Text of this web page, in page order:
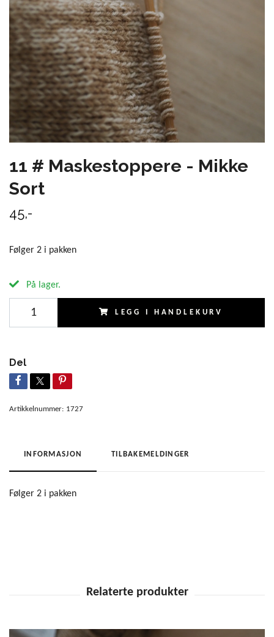
11 # Maskestoppere - Mikke
Sort
45,-
Følger 2 i pakken
På lager.
LEGG I HANDLEKURV
Del
Artikkelnummer: 1727
INFORMASJON TILBAKEMELDINGER
Følger 2 i pakken